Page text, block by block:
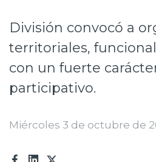
Sustentabilidad
Innovación
Inversionistas
Trabaja en Codelco
Transparencia activa
División convocó a
territoriales,
con un fuerte
participativo.
Miércoles 3 de octubre de